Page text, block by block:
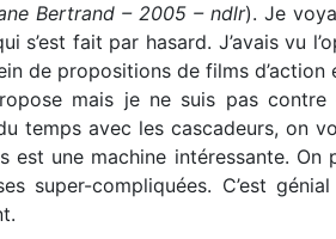
Bertrand – 2005 – ndlr). Je
s’est fait par hasard. J’avais vu
de propositions de films
mais je ne suis pas
temps avec les cascadeurs, on
une machine intéressante. On
super-compliquées. C’est